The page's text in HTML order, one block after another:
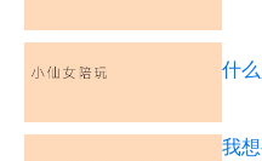
什么
我